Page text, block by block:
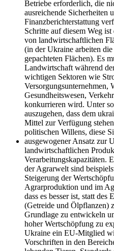
Betriebe erforderlich, die
ausreichende Sicherheiten
Finanzberichterstattung
Schritte auf diesem Weg
von landwirtschaftlichen
(in der Ukraine arbeiten
gepachteten Flächen). Es
Landwirtschaft während
wichtigen Sektoren wie
Versorgungsunternehmen,
Gesundheitswesen,
konkurrieren wird. Unter
auszugehen, dass dem
Mittel zur Verfügung
politischen Willens, diese
ausgewogener Ansatz zur
landwirtschaftlichen
Verarbeitungskapazitäten.
der Agrarwelt sind
Steigerung der
Agrarproduktion und im
dass es besser ist, statt
(Getreide und Ölpflanzen)
Grundlage zu entwickeln
hoher Wertschöpfung zu
Ukraine ein EU-Mitglied
Vorschriften in den